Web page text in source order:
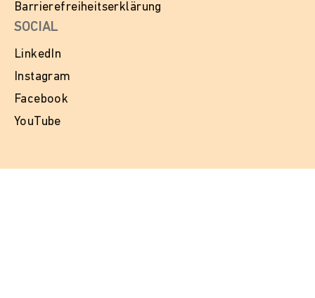
Barrierefreiheitserklärung
SOCIAL
LinkedIn
Instagram
Facebook
YouTube